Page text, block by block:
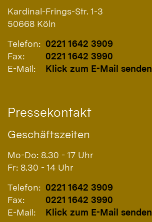
Kardinal-Frings-Str. 1-3
50668 Köln
Telefon: 0221 1642 3909
Fax:
0221 1642 3990
E-Mail:
Klick zum E-Mail senden
Pressekontakt
Geschäftszeiten
Mo-Do: 8.30 - 17 Uhr
Fr: 8.30 - 14 Uhr
Telefon: 0221 1642 3909
Fax:
0221 1642 3990
E-Mail:
Klick zum E-Mail senden